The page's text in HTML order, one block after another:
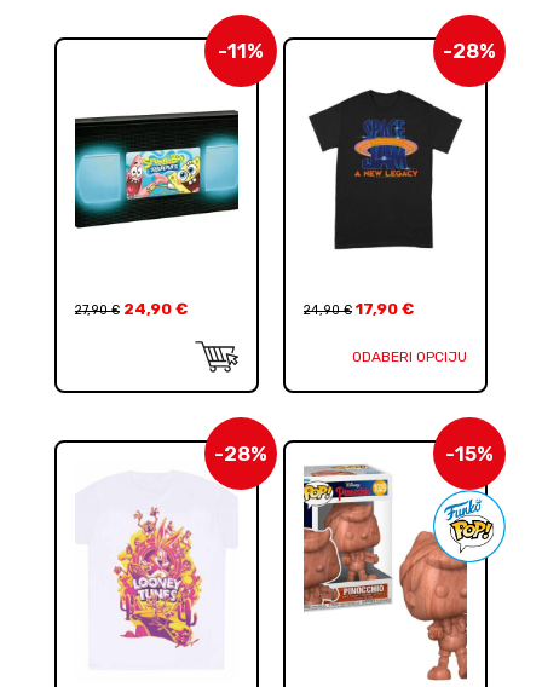
-11%
27,90€ 24,90 €
-28%
24,90€ 17,90 €
ODABERI OPCIJU
-28% -15%